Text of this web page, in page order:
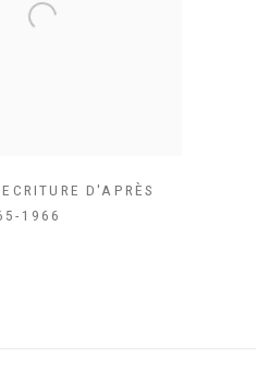
ECRITURE D'APRÈS
1966